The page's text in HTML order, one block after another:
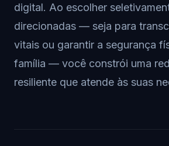
digital. Ao escolher
direcionadas — seja para
vitais ou garantir a segurança
família — você constrói uma
resiliente que atende às suas